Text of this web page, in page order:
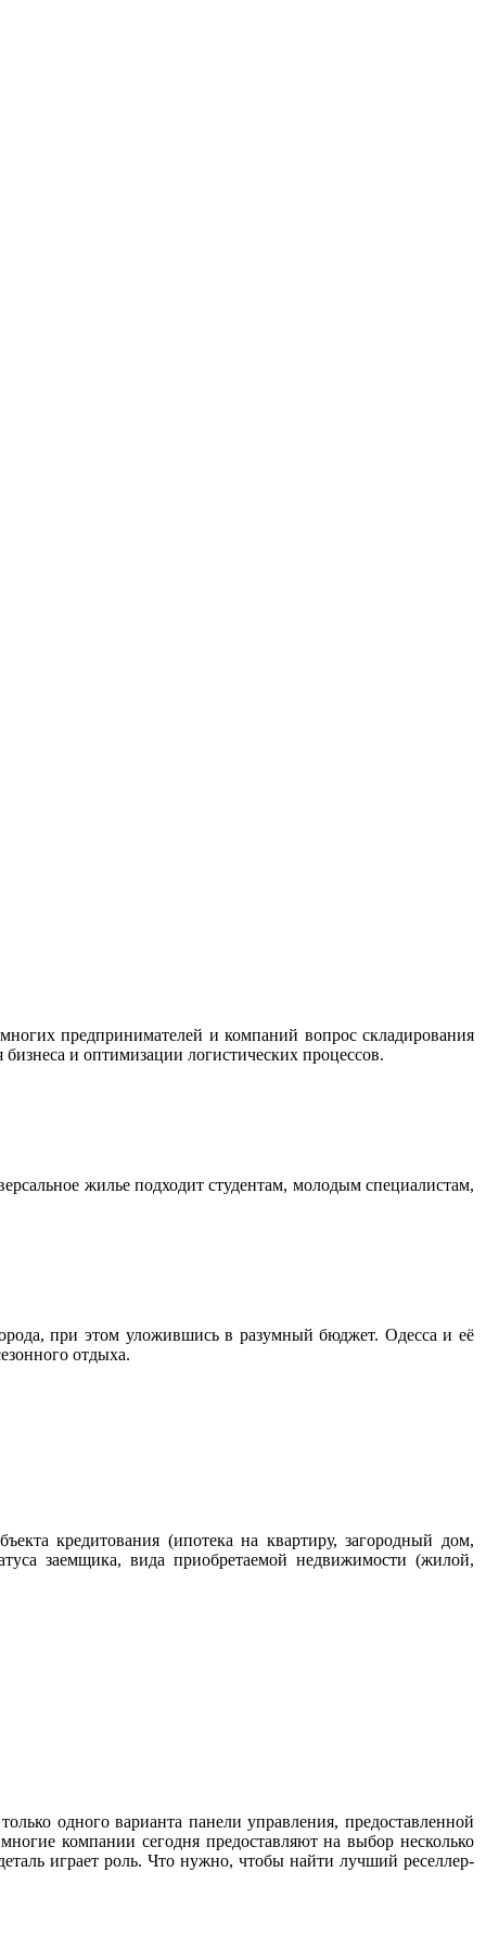
предпринимателей и компаний вопрос складирования
и оптимизации логистических процессов.
жилье подходит студентам, молодым специалистам,
при этом уложившись в разумный бюджет. Одесса и её
отдыха.
кредитования (ипотека на квартиру, загородный дом,
заемщика, вида приобретаемой недвижимости (жилой,
одного варианта панели управления, предоставленной
компании сегодня предоставляют на выбор несколько
играет роль. Что нужно, чтобы найти лучший реселлер-